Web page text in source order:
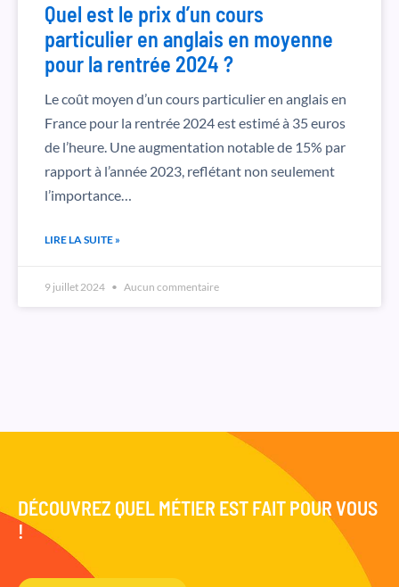
Quel est le prix d’un cours
particulier en anglais en moyenne
pour la rentrée 2024 ?
Le coût moyen d’un cours particulier en anglais en
France pour la rentrée 2024 est estimé à 35 euros
de l’heure. Une augmentation notable de 15% par
rapport à l’année 2023, reflétant non seulement
l’importance…
LIRE LA SUITE »
9 juillet 2024 Aucun commentaire
DÉCOUVREZ QUEL MÉTIER EST FAIT POUR VOUS
!